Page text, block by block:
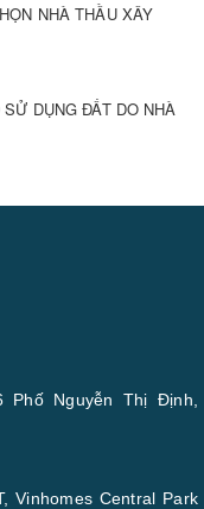
NHÀ THẦU XÂY
DỤNG ĐẤT DO NHÀ
Nguyễn Thị Định,
Vinhomes Central Park